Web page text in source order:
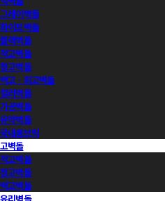
그레이벽돌
화이트벽돌
블랙벽돌
적고벽돌
청고벽돌
백고ㆍ회고벽돌
컬러벽돌
가공벽돌
유약벽돌
국내롱브릭
고벽돌
적고벽돌
청고벽돌
백고벽돌